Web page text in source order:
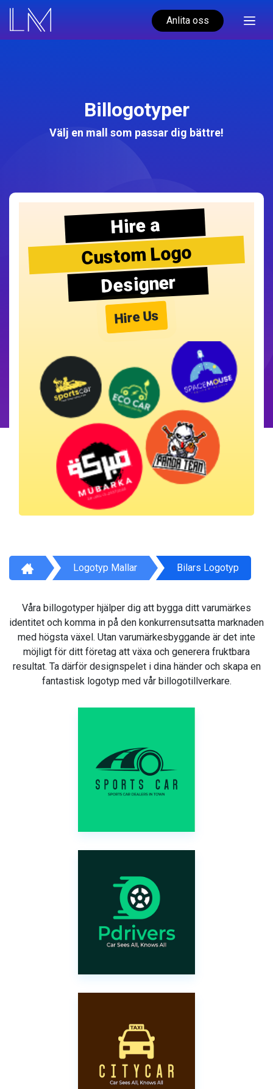
Anlita oss
Billogotyper
Välj en mall som passar dig bättre!
Hire a
Custom Logo
Designer
Hire Us
Logotyp Mallar Bilars Logotyp
Våra billogotyper hjälper dig att bygga ditt varumärkes
identitet och komma in på den konkurrensutsatta marknaden
med högsta växel. Utan varumärkesbyggande är det inte
möjligt för ditt företag att växa och generera fruktbara
resultat. Ta därför designspelet i dina händer och skapa en
fantastisk logotyp med vår billogotillverkare.